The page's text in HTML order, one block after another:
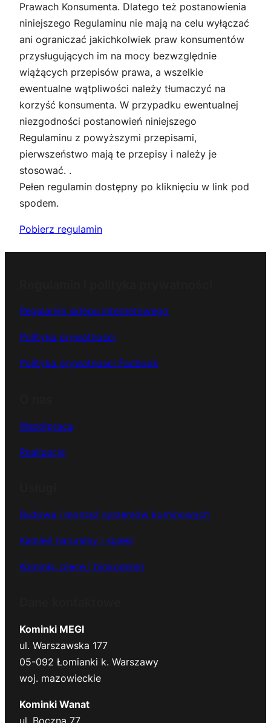
Prawach Konsumenta. Dlatego też postanowienia
niniejszego Regulaminu nie mają na celu wyłączać
ani ograniczać jakichkolwiek praw konsumentów
przysługujących im na mocy bezwzględnie
wiążących przepisów prawa, a wszelkie
ewentualne wątpliwości należy tłumaczyć na
korzyść konsumenta. W przypadku ewentualnej
niezgodności postanowień niniejszego
Regulaminu z powyższymi przepisami,
pierwszeństwo mają te przepisy i należy je
stosować. .
Pełen regulamin dostępny po kliknięciu w link pod
spodem.
Pobierz regulamin
Regulamin sklepu internetowego
Polityka prywatnosci
Polityka prywatnosci Facbook
Współpraca
Realizacje
Budowa i montaż systemów kominowych
Kamień naturalny i spieki
Kominki, piece i biokominki
Kominki MEGI
ul. Warszawska 177
05-092 Łomianki k. Warszawy
woj. mazowieckie
Kominki Wanat
ul. Boczna 77